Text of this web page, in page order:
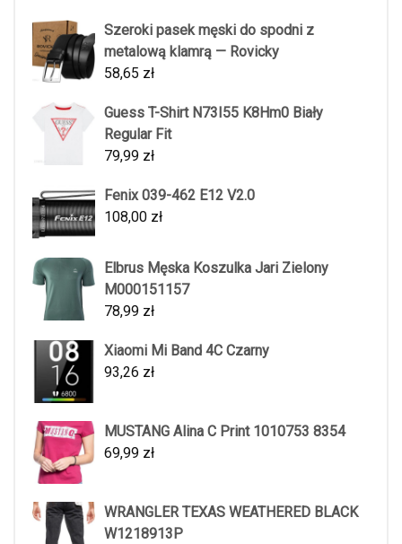
Szeroki pasek męski do spodni z
metalową klamrą — Rovicky
58,65 zł
Guess T-Shirt N73I55 K8Hm0 Biały
Regular Fit
79,99 zł
Fenix 039-462 E12 V2.0
108,00 zł
Elbrus Męska Koszulka Jari Zielony
M000151157
78,99 zł
Xiaomi Mi Band 4C Czarny
93,26 zł
MUSTANG Alina C Print 1010753 8354
69,99 zł
WRANGLER TEXAS WEATHERED BLACK
W1218913P